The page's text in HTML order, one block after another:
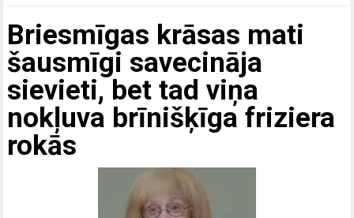
Briesmīgas krāsas mati
šausmīgi savecināja
sievieti, bet tad viņa
nokļuva brīnišķīga friziera
rokās